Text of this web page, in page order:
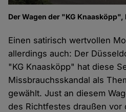
Der Wagen der "KG
Einen satirisch wertvollen
allerdings auch: Der
"KG Knaasköpp" hat diese
Missbrauchsskandal als
gewählt. Just an diesem
des Richtfestes draußen vor